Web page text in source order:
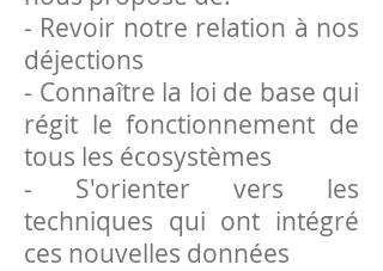
- Revoir notre relation à nos
déjections
- Connaître la loi de base qui
régit le fonctionnement de
tous les écosystèmes
- S'orienter vers les
techniques qui ont intégré
ces nouvelles données